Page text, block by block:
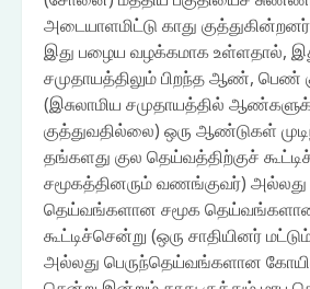
அடையாளமிட்டு காது
இது பழைய வழக்கமாக உள்ளதால்,
சமுதாயத்திலும் பிறந்த ஆண், பெண்
(இசுலாமிய சமுதாயத்தில்
குத்துவதில்லை) ஒரு ஆண்டுகள்
தங்களது குல தெய்வத்திற்குச்
சமூகத்தினரும் வணங்குவர்)
தெய்வங்களான சமூக
கூட்டிச்சென்று (ஒரு சாதியினர்
அல்லது பெருந்தெய்வங்களான